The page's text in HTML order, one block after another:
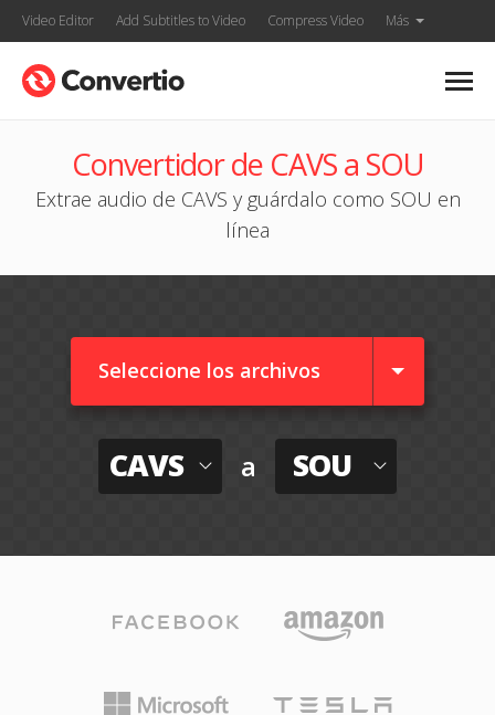
Video Editor Add Subtitles to Video Compress Video Más
Convertidor de CAVS a SOU
Extrae audio de CAVS y guárdalo como SOU en
línea
Seleccione los archivos
CAVS a SOU